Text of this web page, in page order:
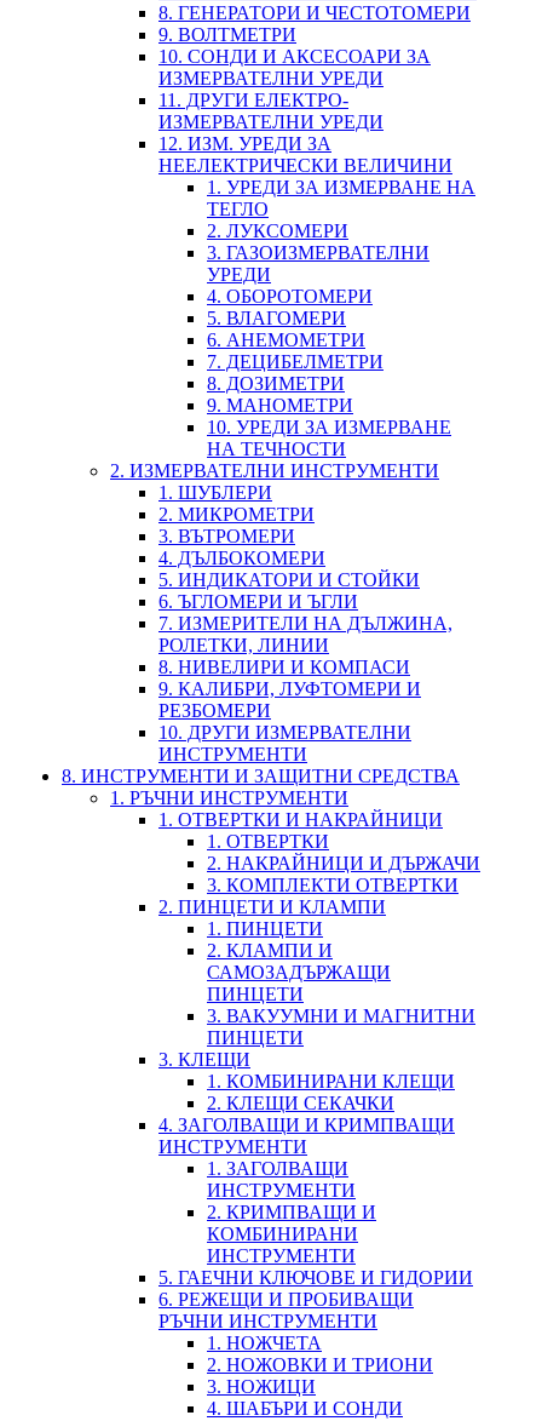
8. ГЕНЕРАТОРИ И ЧЕСТОТОМЕРИ
9. ВОЛТМЕТРИ
10. СОНДИ И АКСЕСОАРИ ЗА
ИЗМЕРВАТЕЛНИ УРЕДИ
11. ДРУГИ ЕЛЕКТРО-
ИЗМЕРВАТЕЛНИ УРЕДИ
12. ИЗМ. УРЕДИ ЗА
НЕЕЛЕКТРИЧЕСКИ ВЕЛИЧИНИ
1. УРЕДИ ЗА ИЗМЕРВАНЕ НА
ТЕГЛО
2. ЛУКСОМЕРИ
3. ГАЗОИЗМЕРВАТЕЛНИ
УРЕДИ
4. ОБОРОТОМЕРИ
5. ВЛАГОМЕРИ
6. АНЕМОМЕТРИ
7. ДЕЦИБЕЛМЕТРИ
8. ДОЗИМЕТРИ
9. МАНОМЕТРИ
10. УРЕДИ ЗА ИЗМЕРВАНЕ
НА ТЕЧНОСТИ
2. ИЗМЕРВАТЕЛНИ ИНСТРУМЕНТИ
1. ШУБЛЕРИ
2. МИКРОМЕТРИ
3. ВЪТРОМЕРИ
4. ДЪЛБОКОМЕРИ
5. ИНДИКАТОРИ И СТОЙКИ
6. ЪГЛОМЕРИ И ЪГЛИ
7. ИЗМЕРИТЕЛИ НА ДЪЛЖИНА,
РОЛЕТКИ, ЛИНИИ
8. НИВЕЛИРИ И КОМПАСИ
9. КАЛИБРИ, ЛУФТОМЕРИ И
РЕЗБОМЕРИ
10. ДРУГИ ИЗМЕРВАТЕЛНИ
ИНСТРУМЕНТИ
8. ИНСТРУМЕНТИ И ЗАЩИТНИ СРЕДСТВА
1. РЪЧНИ ИНСТРУМЕНТИ
1. ОТВЕРТКИ И НАКРАЙНИЦИ
1. ОТВЕРТКИ
2. НАКРАЙНИЦИ И ДЪРЖАЧИ
3. КОМПЛЕКТИ ОТВЕРТКИ
2. ПИНЦЕТИ И КЛАМПИ
1. ПИНЦЕТИ
2. КЛАМПИ И
САМОЗАДЪРЖАЩИ
ПИНЦЕТИ
3. ВАКУУМНИ И МАГНИТНИ
ПИНЦЕТИ
3. КЛЕЩИ
1. КОМБИНИРАНИ КЛЕЩИ
2. КЛЕЩИ СЕКАЧКИ
4. ЗАГОЛВАЩИ И КРИМПВАЩИ
ИНСТРУМЕНТИ
1. ЗАГОЛВАЩИ
ИНСТРУМЕНТИ
2. КРИМПВАЩИ И
КОМБИНИРАНИ
ИНСТРУМЕНТИ
5. ГАЕЧНИ КЛЮЧОВЕ И ГИДОРИИ
6. РЕЖЕЩИ И ПРОБИВАЩИ
РЪЧНИ ИНСТРУМЕНТИ
1. НОЖЧЕТА
2. НОЖОВКИ И ТРИОНИ
3. НОЖИЦИ
4. ШАБЪРИ И СОНДИ